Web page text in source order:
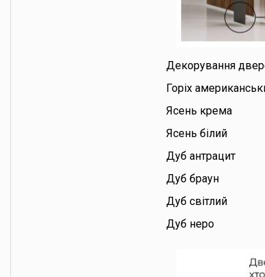
Декорування
Горіх
Ясень крема
Ясень білий
Дуб антрацит
Дуб браун
Дуб світлий
Дуб неро